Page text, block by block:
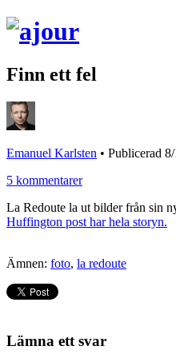
Finn ett fel
Emanuel Karlsten • Publicerad
5 kommentarer
La Redoute la ut bilder från sin
Huffington post har hela storyn.
Ämnen: foto, la redoute
Lämna ett svar